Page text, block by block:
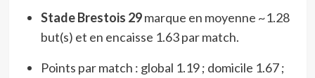
Stade Brestois 29marque en moyenne ~1.28
but(s) et en encaisse 1.63 par match.
Points par match : global 1.19 ; domicile 1.67 ;